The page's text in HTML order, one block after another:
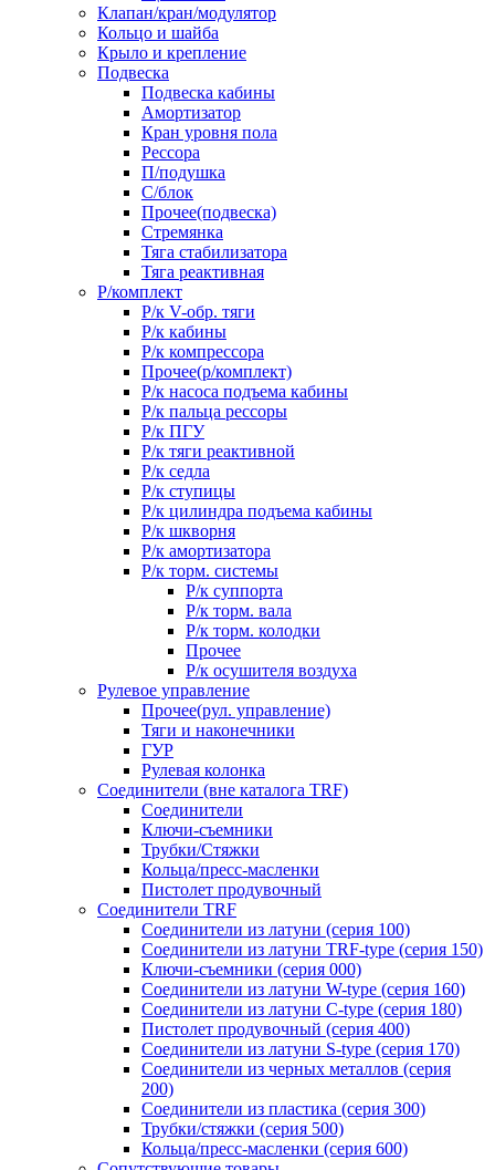
Клапан/кран/модулятор
Кольцо и шайба
Крыло и крепление
Подвеска
Подвеска кабины
Амортизатор
Кран уровня пола
Рессора
П/подушка
С/блок
Прочее(подвеска)
Стремянка
Тяга стабилизатора
Тяга реактивная
Р/комплект
Р/к V-обр. тяги
Р/к кабины
Р/к компрессора
Прочее(р/комплект)
Р/к насоса подъема кабины
Р/к пальца рессоры
Р/к ПГУ
Р/к тяги реактивной
Р/к седла
Р/к ступицы
Р/к цилиндра подъема кабины
Р/к шкворня
Р/к амортизатора
Р/к торм. системы
Р/к суппорта
Р/к торм. вала
Р/к торм. колодки
Прочее
Р/к осушителя воздуха
Рулевое управление
Прочее(рул. управление)
Тяги и наконечники
ГУР
Рулевая колонка
Соединители (вне каталога TRF)
Соединители
Ключи-cъемники
Трубки/Стяжки
Кольца/пресс-масленки
Пистолет продувочный
Соединители TRF
Соединители из латуни (серия 100)
Соединители из латуни TRF-type (серия 150)
Ключи-съемники (серия 000)
Соединители из латуни W-type (серия 160)
Соединители из латуни С-type (серия 180)
Пистолет продувочный (серия 400)
Соединители из латуни S-type (серия 170)
Соединители из черных металлов (серия
200)
Соединители из пластика (серия 300)
Трубки/стяжки (серия 500)
Кольца/пресс-масленки (серия 600)